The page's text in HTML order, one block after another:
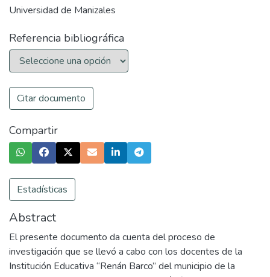
Universidad de Manizales
Referencia bibliográfica
Citar documento
Compartir
Estadísticas
Abstract
El presente documento da cuenta del proceso de
investigación que se llevó a cabo con los docentes de la
Institución Educativa “Renán Barco” del municipio de la